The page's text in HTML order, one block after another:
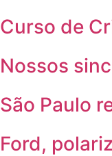
Curso de
Nossos
São Paulo
Ford,